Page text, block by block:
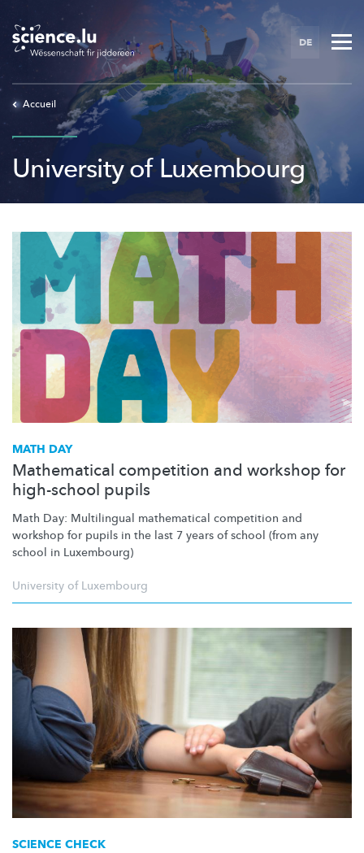
main
content
DE
Accueil
University of Luxembourg
MATH DAY
Mathematical competition and workshop for
high-school pupils
Math Day: Multilingual mathematical competition and
workshop for pupils in the last 7 years of school (from any
school in Luxembourg)
University of Luxembourg
SCIENCE CHECK